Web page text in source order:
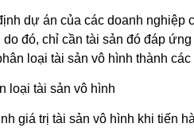
dự án của các doanh nghiệp
đó, chỉ cần tài sản đó đáp
loại tài sản vô hình thành
loại tài sản vô hình
giá trị tài sản vô hình khi tiến